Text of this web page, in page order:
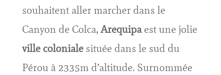
souhaitent aller marcher dans le
Canyon de Colca,Arequipaest une jolie
ville colonialesituée dans le sud du
Pérou à 2335m d’altitude. Surnommée